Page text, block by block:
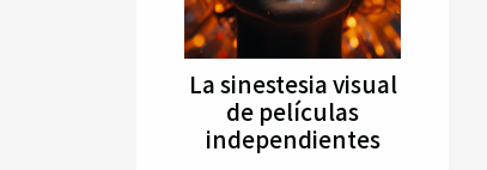
La sinestesia visual
de películas
independientes